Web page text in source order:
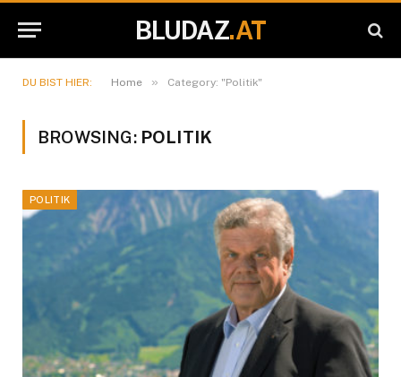
BLUDAZ.AT
DU BIST HIER: Home » Category: "Politik"
BROWSING: POLITIK
POLITIK